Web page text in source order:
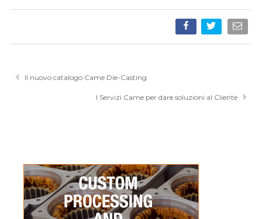
Il nuovo catalogo Came Die-Casting
I Servizi Came per dare soluzioni al Cliente